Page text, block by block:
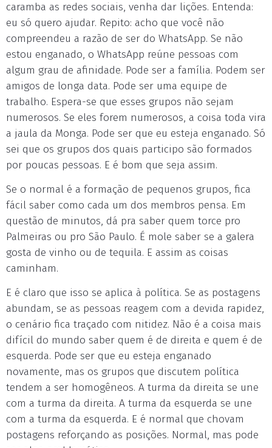
caramba as redes sociais, venha dar lições. Entenda:
eu só quero ajudar. Repito: acho que você não
compreendeu a razão de ser do WhatsApp. Se não
estou enganado, o WhatsApp reúne pessoas com
algum grau de afinidade. Pode ser a família. Podem ser
amigos de longa data. Pode ser uma equipe de
trabalho. Espera-se que esses grupos não sejam
numerosos. Se eles forem numerosos, a coisa toda vira
a jaula da Monga. Pode ser que eu esteja enganado. Só
sei que os grupos dos quais participo são formados
por poucas pessoas. E é bom que seja assim.
Se o normal é a formação de pequenos grupos, fica
fácil saber como cada um dos membros pensa. Em
questão de minutos, dá pra saber quem torce pro
Palmeiras ou pro São Paulo. É mole saber se a galera
gosta de vinho ou de tequila. E assim as coisas
caminham.
E é claro que isso se aplica à política. Se as postagens
abundam, se as pessoas reagem com a devida rapidez,
o cenário fica traçado com nitidez. Não é a coisa mais
difícil do mundo saber quem é de direita e quem é de
esquerda. Pode ser que eu esteja enganado
novamente, mas os grupos que discutem política
tendem a ser homogêneos. A turma da direita se une
com a turma da direita. A turma da esquerda se une
com a turma da esquerda. E é normal que chovam
postagens reforçando as posições. Normal, mas pode